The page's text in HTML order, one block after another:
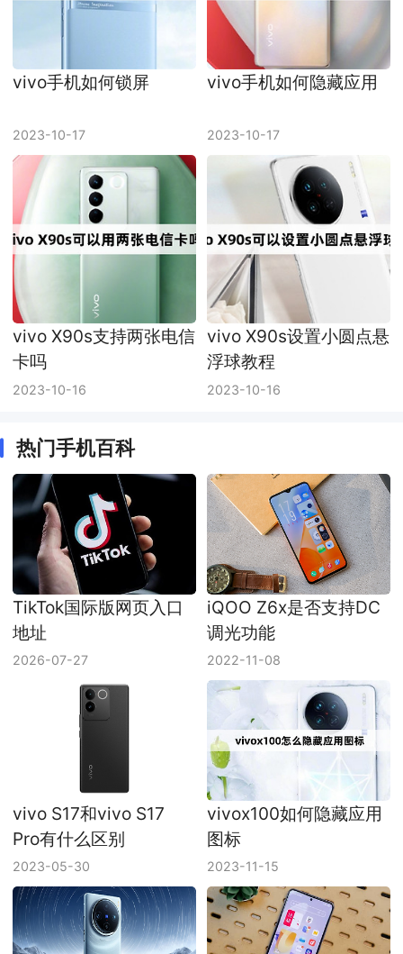
vivo手机如何锁屏
2023-10-17
vivo手机如何隐藏应用
2023-10-17
vivo X90s支持两张电信
卡吗
2023-10-16
vivo X90s设置小圆点悬
浮球教程
2023-10-16
热门手机百科
TikTok国际版网页入口
地址
2026-07-27
iQOO Z6x是否支持DC
调光功能
2022-11-08
vivo S17和vivo S17
Pro有什么区别
2023-05-30
vivox100如何隐藏应用
图标
2023-11-15